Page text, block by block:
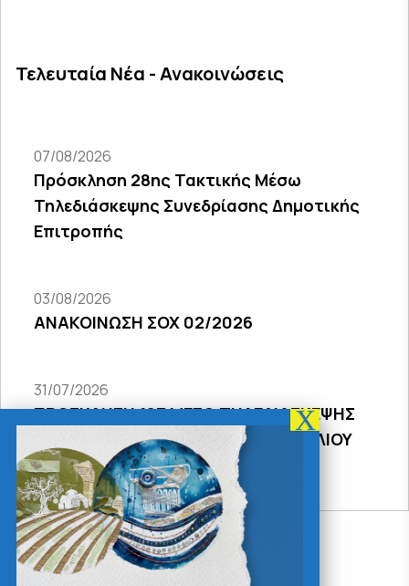
Τελευταία Νέα - Ανακοινώσεις
07/08/2026
Πρόσκληση 28ης Τακτικής Μέσω
Τηλεδιάσκεψης Συνεδρίασης Δημοτικής
Επιτροπής
03/08/2026
ΑΝΑΚΟΙΝΩΣΗ ΣΟΧ 02/2026
31/07/2026
ΠΡΟΣΚΛΗΣΗ 18Σ ΜΕΣΩ ΤΗΛΕΔΙΑΣΚΕΨΗΣ
ΣΥΝΕΔΡΙΑΣΗΣ ΔΗΜΟΤΙΚΟΥ ΣΥΜΒΟΥΛΙΟΥ
2026